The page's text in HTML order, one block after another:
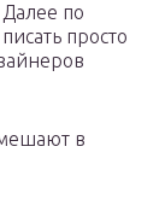
Далее по
просто
в